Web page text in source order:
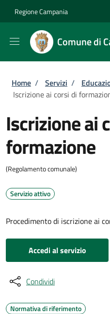
Regione Campania
Comune di
Briciole di
Home / Servizi /
Iscrizione ai corsi di
Iscrizione ai
formazione
(Regolamento comunale)
Servizio attivo
Procedimento di iscrizione ai
Accedi al servizio
Condividi
Normativa di riferimento